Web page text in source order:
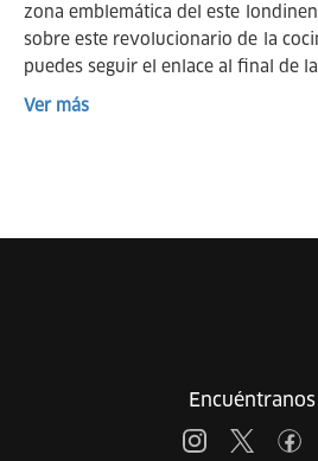
zona emblemática del este
sobre este revolucionario de la
puedes seguir el enlace al final de
Ver más